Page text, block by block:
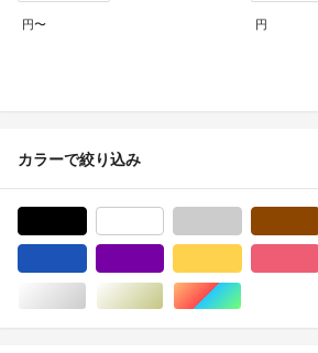
円〜 円
カラーで絞り込み
シルバー/銀色系ゴールド/金色系マルチカラー